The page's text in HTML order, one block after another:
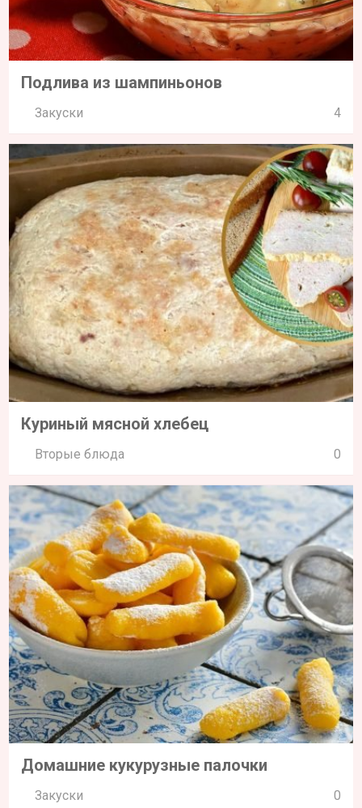
Подлива из шампиньонов
Закуски 4
Куриный мясной хлебец
Вторые блюда 0
Домашние кукурузные палочки
Закуски 0